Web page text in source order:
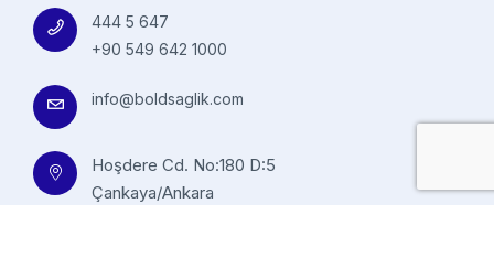
444 5 647
+90 549 642 1000
info@boldsaglik.com
Hoşdere Cd. No:180 D:5
Çankaya/Ankara